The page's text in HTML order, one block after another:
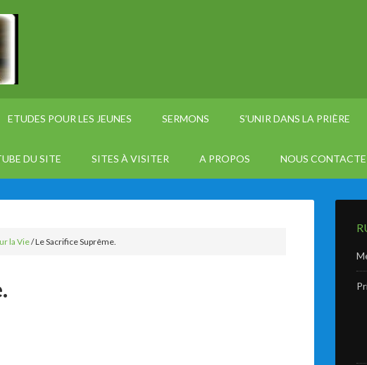
ETUDES POUR LES JEUNES SERMONS S’UNIR DANS LA PRIÈRE
DU SITE SITES À VISITER A PROPOS NOUS
la Vie/Le Sacrifice Suprême.